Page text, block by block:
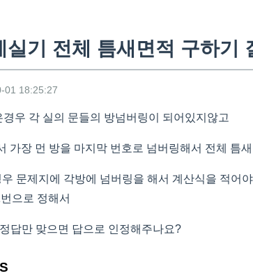
실기 전체 틈새면적 구하기
01 18:25:27
경우 각 실의 문들의 방넘버링이 되어있지않고
가장 먼 방을 마지막 번호로 넘버링해서 전체 틈
문제지에 각방에 넘버링을 해서 계산식을 적어
으로 정해서
답만 맞으면 답으로 인정해주나요?